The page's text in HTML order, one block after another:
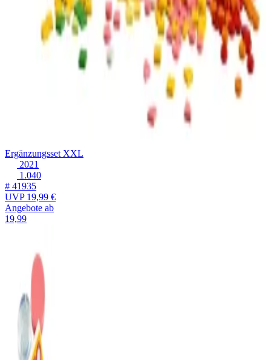
Ergänzungsset XXL
2021
1.040
# 41935
UVP19,99 €
Angebote ab
19,99